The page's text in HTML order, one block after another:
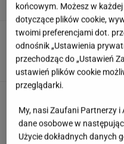
Japonka
polskim
może
TOMASZ
końcowym. Możesz w
dotyczące plików cookie,
twoimi preferencjami dot.
odnośnik „Ustawienia
przechodząc do „Ustawień
ustawień plików cookie
przeglądarki.
My, nasi Zaufani Partnerzy
dane osobowe w
Użycie dokładnych danych